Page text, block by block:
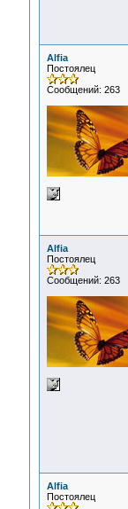
Alfia
Постоялец
Сообщений: 263
Alfia
Постоялец
Сообщений: 263
Alfia
Постоялец